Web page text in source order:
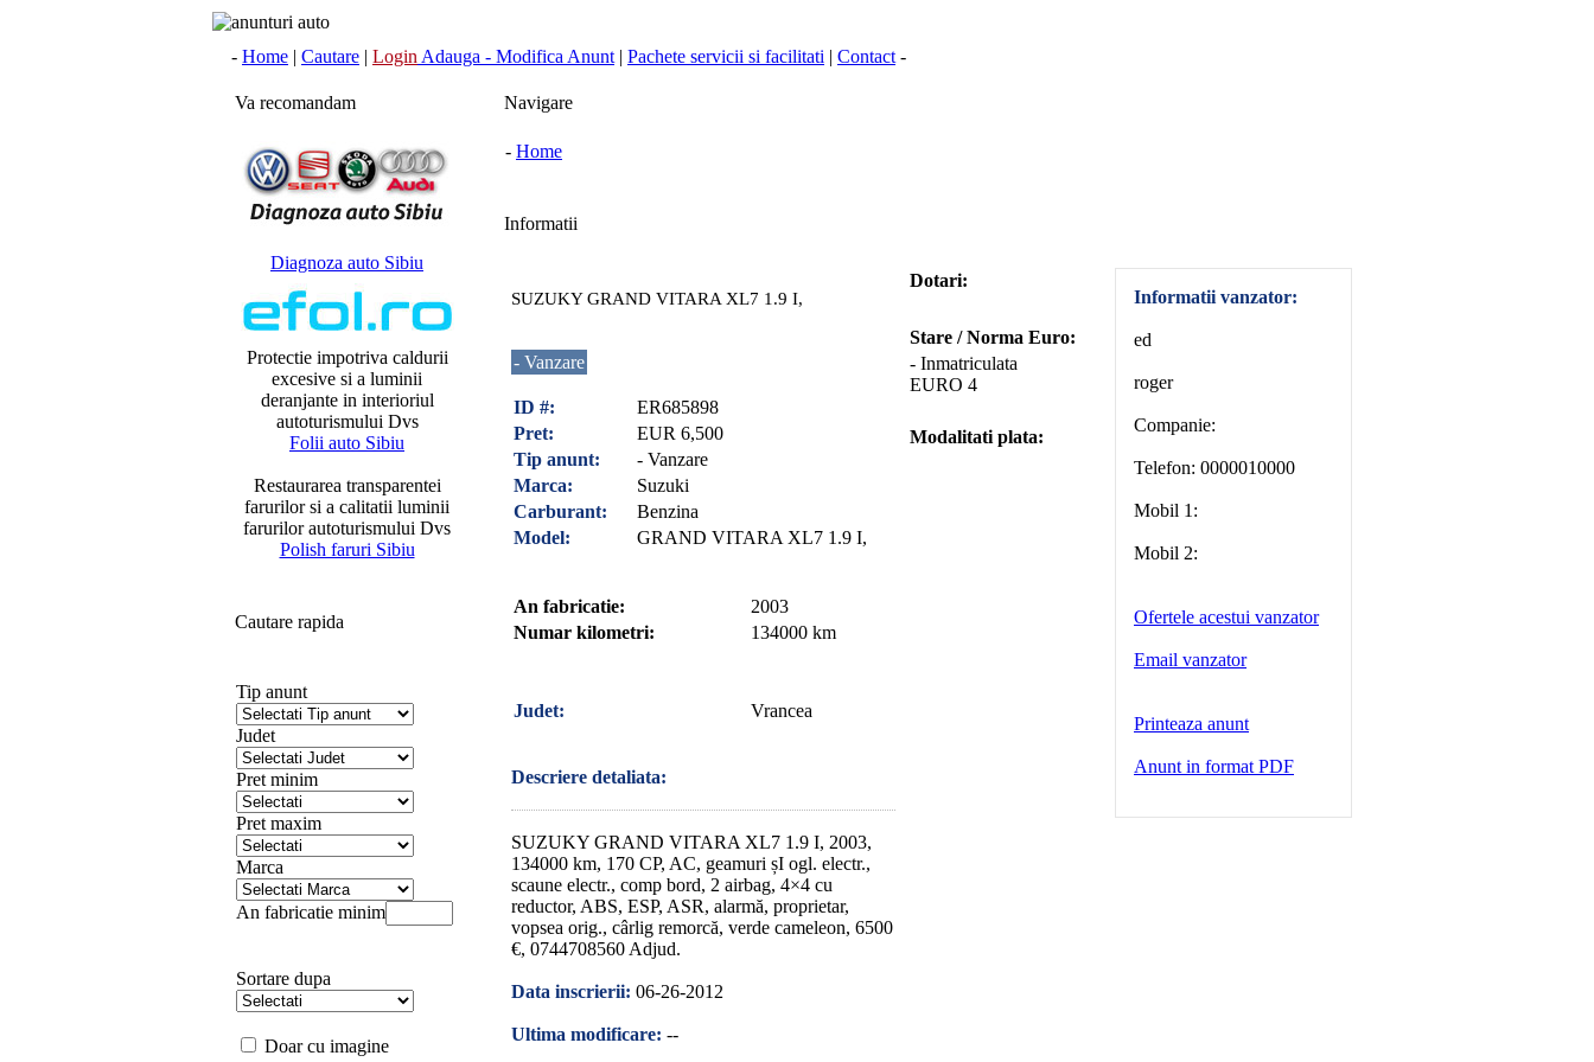
- Home | Cautare | Login Adauga - Modifica Anunt | Pachete servicii si facilitati | Contact -
Va recomandam
Diagnoza auto Sibiu
Protectie impotriva caldurii
excesive si a luminii
deranjante in interioriul
autoturismului Dvs
Folii auto Sibiu
Restaurarea transparentei
farurilor si a calitatii luminii
farurilor autoturismului Dvs
Polish faruri Sibiu
Cautare rapida
Tip anunt
Judet
Pret minim
Pret maxim
Marca
An fabricatie minim
Sortare dupa
Doar cu imagine
Navigare
- Home
Informatii
SUZUKY GRAND VITARA XL7 1.9 I,
- Vanzare
ID #:
ER685898
Pret:
EUR 6,500
Tip anunt:
- Vanzare
Marca:
Suzuki
Carburant:
Benzina
Model:
GRAND VITARA XL7 1.9 I,
An fabricatie:
2003
Numar kilometri:
134000 km
Judet: Vrancea
Descriere detaliata:
SUZUKY GRAND VITARA XL7 1.9 I, 2003,
134000 km, 170 CP, AC, geamuri șI ogl. electr.,
scaune electr., comp bord, 2 airbag, 4×4 cu
reductor, ABS, ESP, ASR, alarmă, proprietar,
vopsea orig., cârlig remorcă, verde cameleon, 6500
€, 0744708560 Adjud.
Data inscrierii: 06-26-2012
Ultima modificare: --
Dotari:
Stare / Norma Euro:
- Inmatriculata
EURO 4
Modalitati plata:
Informatii vanzator:
ed
roger
Companie:
Telefon: 0000010000
Mobil 1:
Mobil 2:
Ofertele acestui vanzator
Email vanzator
Printeaza anunt
Anunt in format PDF